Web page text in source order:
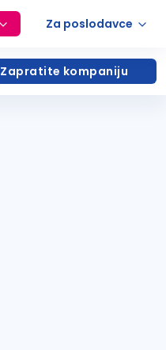
Za poslodavce
Zapratite kompaniju